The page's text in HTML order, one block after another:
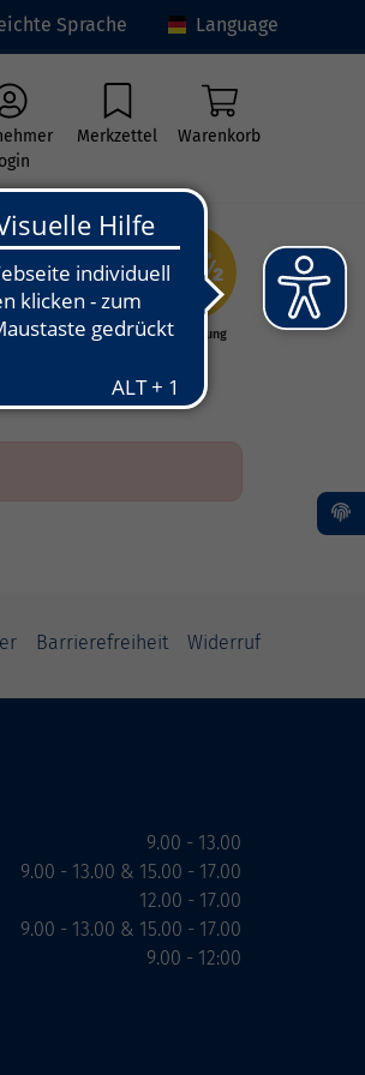
Sprache Language
Merkzettel Warenkorb
-
Grundbildung
Barrierefreiheit Widerruf
9.00 - 13.00
9.00 - 13.00 & 15.00 - 17.00
12.00 - 17.00
9.00 - 13.00 & 15.00 - 17.00
9.00 - 12:00